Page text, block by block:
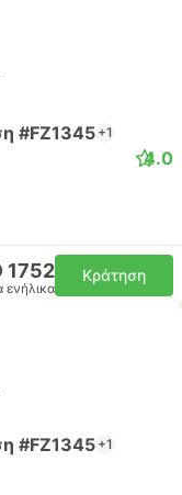
#FZ1345 +1
4.0
1752
ενήλικα
Κράτηση
#FZ1345 +1